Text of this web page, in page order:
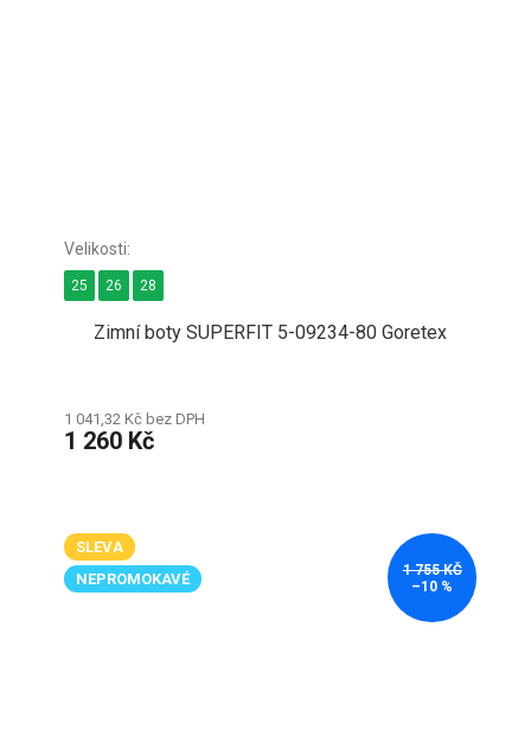
Zimní boty SUPERFIT 5-09234-80 Goretex
1 041,32 Kč bez DPH
1 260 Kč
25 26 28
SLEVA
NEPROMOKAVÉ
1 755 KČ
–10 %